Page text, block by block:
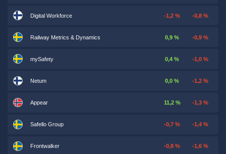
Digital Workforce -1,2 % -0,8 %
Railway Metrics & Dynamics 0,9 % -0,9 %
mySafety 0,4 % -1,0 %
Netum 0,0 % -1,2 %
Appear 11,2 % -1,3 %
Safello Group -0,7 % -1,4 %
Frontwalker -0,8 % -1,6 %